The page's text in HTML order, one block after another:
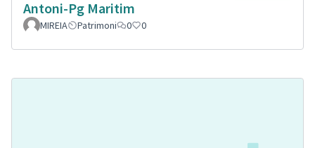
Antoni-Pg Maritim
MIREIA Patrimoni 0 0